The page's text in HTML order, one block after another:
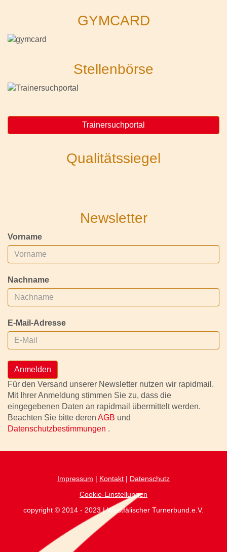
GYMCARD
Stellenbörse
Trainersuchportal
Qualitätssiegel
Newsletter
Vorname
Nachname
E-Mail-Adresse
Anmelden
Für den Versand unserer Newsletter nutzen wir rapidmail.
Mit Ihrer Anmeldung stimmen Sie zu, dass die
eingegebenen Daten an rapidmail übermittelt werden.
Beachten Sie bitte deren AGB und
Datenschutzbestimmungen .
Impressum | Kontakt | Datenschutz
Cookie-Einstellungen
copyright © 2014 - 2023 | Westfälischer Turnerbund.e.V.